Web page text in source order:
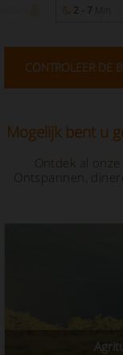
2 - 7 Min
CONTROLEER DE
Mogelijk bent u
Ontdek al
Ontspannen,